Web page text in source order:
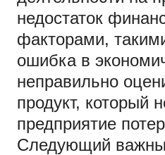
недостаток
факторами,
ошибка в
неправильно
продукт, который
предприятие
Следующий